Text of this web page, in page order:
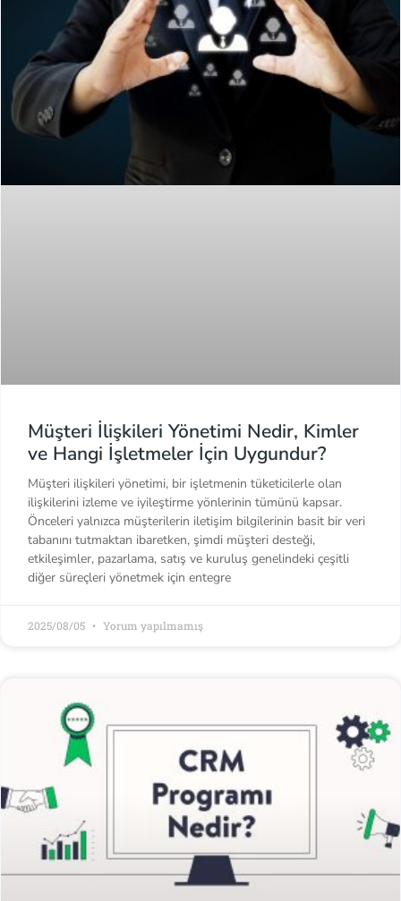
Müşteri İlişkileri Yönetimi Nedir, Kimler
ve Hangi İşletmeler İçin Uygundur?
Müşteri ilişkileri yönetimi, bir işletmenin tüketicilerle olan
ilişkilerini izleme ve iyileştirme yönlerinin tümünü kapsar.
Önceleri yalnızca müşterilerin iletişim bilgilerinin basit bir veri
tabanını tutmaktan ibaretken, şimdi müşteri desteği,
etkileşimler, pazarlama, satış ve kuruluş genelindeki çeşitli
diğer süreçleri yönetmek için entegre
2025/08/05 Yorum yapılmamış